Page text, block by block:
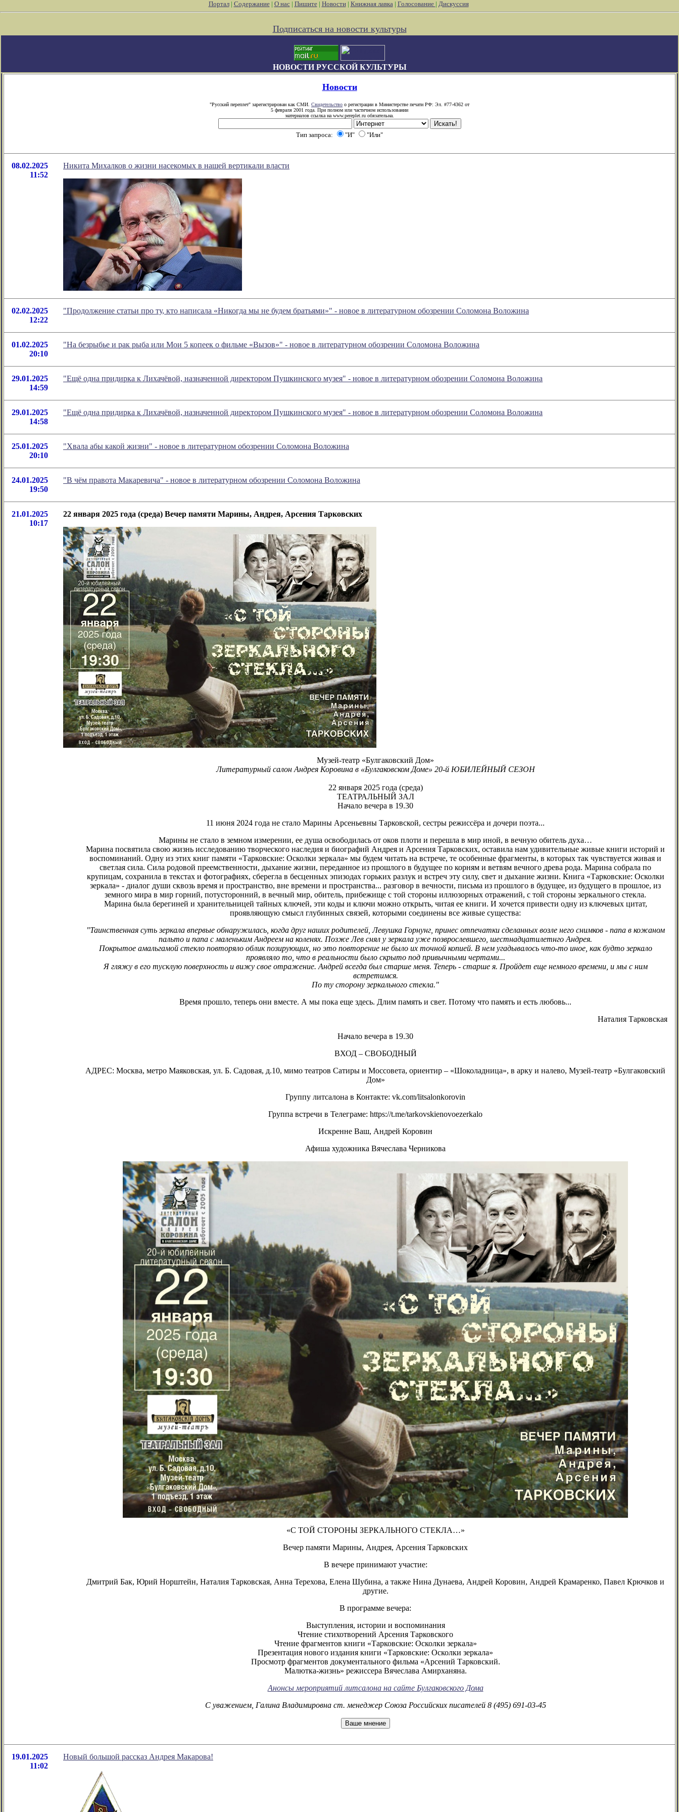
Портал| Содержание| О нас| Пишите| Новости| Книжная лавка| Голосование | Дискуссия
Подписаться на новости культуры
НОВОСТИ РУССКОЙ КУЛЬТУРЫ
Новости
"Русский переплет" зарегистрирован как СМИ. Свидетельство о регистрации в Министерстве печати РФ: Эл. #77-4362 от
5 февраля 2001 года. При полном или частичном использовании
материалов ссылка на www.pereplet.ru обязательна.
Тип запроса: "И" "Или"
08.02.2025
11:52
Никита Михалков о жизни насекомых в нашей вертикали власти
02.02.2025
12:22
"Продолжение статьи про ту, кто написала «Никогда мы не будем братьями»" - новое в литературном обозрении Соломона Воложина
01.02.2025
20:10
"На безрыбье и рак рыба или Мои 5 копеек о фильме «Вызов»" - новое в литературном обозрении Соломона Воложина
29.01.2025
14:59
"Ещё одна придирка к Лихачёвой, назначенной директором Пушкинского музея" - новое в литературном обозрении Соломона Воложина
29.01.2025
14:58
"Ещё одна придирка к Лихачёвой, назначенной директором Пушкинского музея" - новое в литературном обозрении Соломона Воложина
25.01.2025
20:10
"Хвала абы какой жизни" - новое в литературном обозрении Соломона Воложина
24.01.2025
19:50
"В чём правота Макаревича" - новое в литературном обозрении Соломона Воложина
21.01.2025
10:17
22 января 2025 года (среда) Вечер памяти Марины, Андрея, Арсения Тарковских
Музей-театр «Булгаковский Дом»
Литературный салон Андрея Коровина в «Булгаковском Доме» 20-й ЮБИЛЕЙНЫЙ СЕЗОН
22 января 2025 года (среда)
ТЕАТРАЛЬНЫЙ ЗАЛ
Начало вечера в 19.30
11 июня 2024 года не стало Марины Арсеньевны Тарковской, сестры режиссёра и дочери поэта...
Марины не стало в земном измерении, ее душа освободилась от оков плоти и перешла в мир иной, в вечную обитель духа…
Марина посвятила свою жизнь исследованию творческого наследия и биографий Андрея и Арсения Тарковских, оставила нам удивительные живые книги историй и
воспоминаний. Одну из этих книг памяти «Тарковские: Осколки зеркала» мы будем читать на встрече, те особенные фрагменты, в которых так чувствуется живая и
светлая сила. Сила родовой преемственности, дыхание жизни, переданное из прошлого в будущее по корням и ветвям вечного древа рода. Марина собрала по
крупицам, сохранила в текстах и фотографиях, сберегла в бесценных эпизодах горьких разлук и встреч эту силу, свет и дыхание жизни. Книга «Тарковские: Осколки
зеркала» - диалог души сквозь время и пространство, вне времени и пространства... разговор в вечности, письма из прошлого в будущее, из будущего в прошлое, из
земного мира в мир горний, потусторонний, в вечный мир, обитель, прибежище с той стороны иллюзорных отражений, с той стороны зеркального стекла.
Марина была берегиней и хранительницей тайных ключей, эти коды и ключи можно открыть, читая ее книги. И хочется привести одну из ключевых цитат,
проявляющую смысл глубинных связей, которыми соединены все живые существа:
"Таинственная суть зеркала впервые обнаружилась, когда друг наших родителей, Левушка Горнунг, принес отпечатки сделанных возле него снимков - папа в кожаном
пальто и папа с маленьким Андреем на коленях. Позже Лев снял у зеркала уже позврослевшего, шестнадцатилетнго Андрея.
Покрытое амальгамой стекло повторяло облик позирующих, но это повторение не было их точной копией. В нем угадывалось что-то иное, как будто зеркало
проявляло то, что в реальности было скрыто под привычными чертами...
Я гляжу в его тусклую поверхность и вижу свое отражение. Андрей всегда был старше меня. Теперь - старше я. Пройдет еще немного времени, и мы с ним
встретимся.
По ту сторону зеркального стекла."
Время прошло, теперь они вместе. А мы пока еще здесь. Длим память и свет. Потому что память и есть любовь...
Наталия Тарковская
Начало вечера в 19.30
ВХОД – СВОБОДНЫЙ
АДРЕС: Москва, метро Маяковская, ул. Б. Садовая, д.10, мимо театров Сатиры и Моссовета, ориентир – «Шоколадница», в арку и налево, Музей-театр «Булгаковский
Дом»
Группу литсалона в Контакте: vk.com/litsalonkorovin
Группа встречи в Телеграме: https://t.me/tarkovskienovoezerkalo
Искренне Ваш, Андрей Коровин
Афиша художника Вячеслава Черникова
«С ТОЙ СТОРОНЫ ЗЕРКАЛЬНОГО СТЕКЛА…»
Вечер памяти Марины, Андрея, Арсения Тарковских
В вечере принимают участие:
Дмитрий Бак, Юрий Норштейн, Наталия Тарковская, Анна Терехова, Елена Шубина, а также Нина Дунаева, Андрей Коровин, Андрей Крамаренко, Павел Крючков и
другие.
В программе вечера:
Выступления, истории и воспоминания
Чтение стихотворений Арсения Тарковского
Чтение фрагментов книги «Тарковские: Осколки зеркала»
Презентация нового издания книги «Тарковские: Осколки зеркала»
Просмотр фрагментов документального фильма «Арсений Тарковский.
Малютка-жизнь» режиссера Вячеслава Амирханяна.
Анонсы мероприятий литсалона на сайте Булгаковского Дома
C уважением, Галина Владимировна ст. менеджер Союза Российских писателей 8 (495) 691-03-45
19.01.2025
11:02
Новый большой рассказ Андрея Макарова!